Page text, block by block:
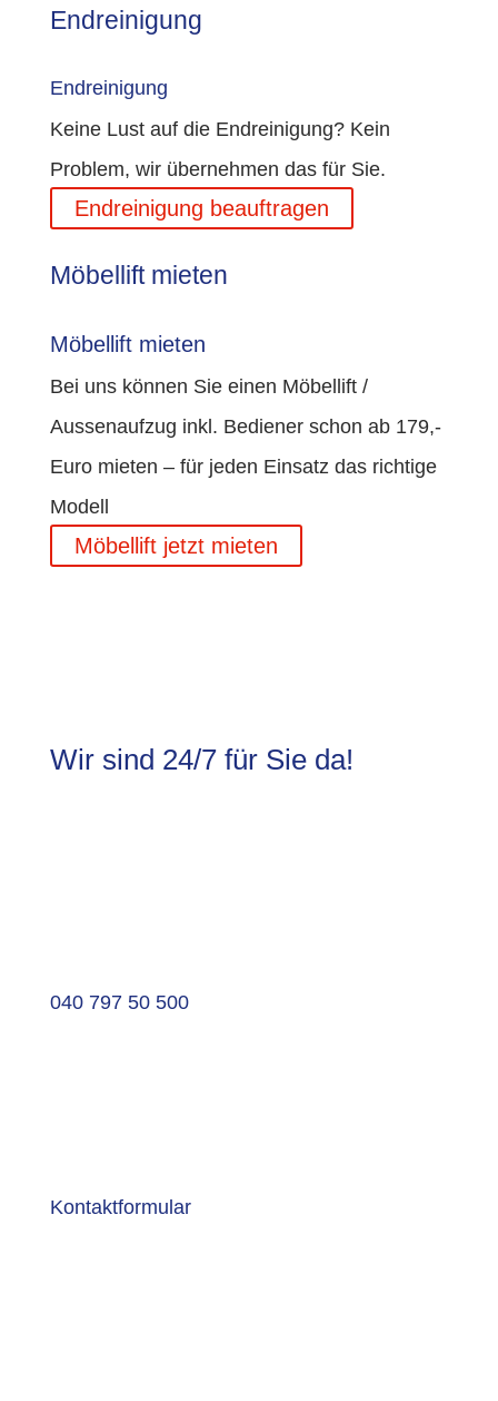
Endreinigung
Endreinigung
Keine Lust auf die Endreinigung? Kein
Problem, wir übernehmen das für Sie.
Endreinigung beauftragen
Möbellift mieten
Möbellift mieten
Bei uns können Sie einen Möbellift /
Aussenaufzug inkl. Bediener schon ab 179,-
Euro mieten – für jeden Einsatz das richtige
Modell
Möbellift jetzt mieten
Wir sind 24/7 für Sie da!
040 797 50 500
Kontaktformular